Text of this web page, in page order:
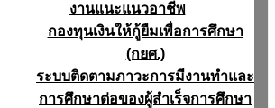
งานแนะแนวอาชีพ
กองทุนเงินให้กู้ยืมเพื่อการศึกษา
(กยศ.)
ระบบติดตามภาวะการมีงานทำและ
การศึกษาต่อของผู้สำเร็จการศึกษา